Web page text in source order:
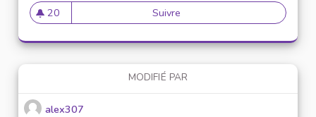
20
20 abonnés
Suivre Mise en place de référents
MODIFIÉ PAR
alex307